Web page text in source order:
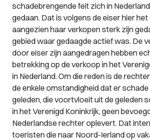
schadebrengende feit zich in
gedaan. Dat is volgens de eiser hier het
aangezien haar verkopen sterk zijn
gebied waar gedaagde actief was. De
door eiser zijn aangedragen hebben
betrekking op de verkoop in het
in Nederland. Om die reden is de
de enkele omstandigheid dat er schade
geleden, die voortvloeit uit de geleden
in het Verenigd Koninkrijk, geen
Nederlandse rechter oplevert. Dat
toeristen die naar Noord-Ierland op